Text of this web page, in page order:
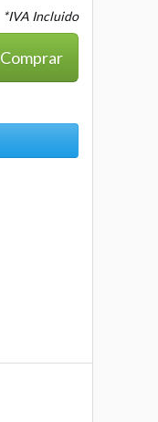
*IVA Incluido
Comprar